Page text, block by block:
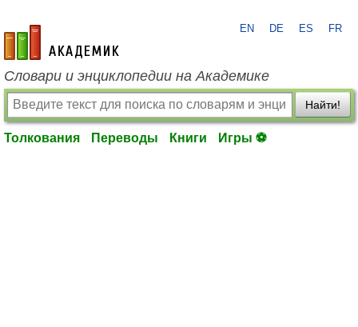
academic.ru
EN DE ES FR
Словари и энциклопедии на Академике
Найти!
Толкования Переводы Книги Игры ⚽